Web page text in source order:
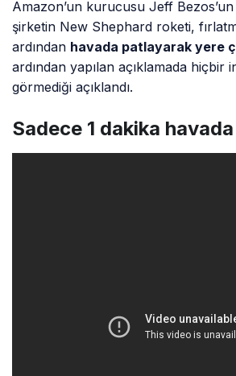
Amazon’un kurucusu Jeff
şirketin New Shephard roketi,
ardından havada patlayarak yere
ardından yapılan açıklamada hiçbir
görmediği açıklandı.
Sadece 1 dakika havada